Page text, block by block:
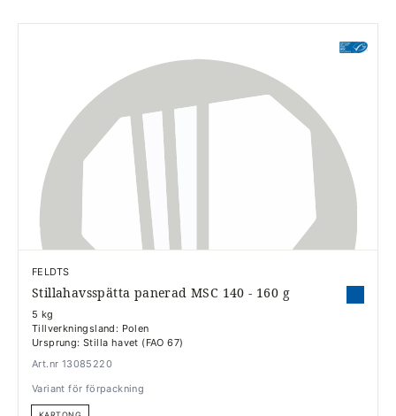
FELDTS
Stillahavsspätta panerad MSC 140 - 160 g
5 kg
Tillverkningsland: Polen
Ursprung: Stilla havet (FAO 67)
Art.nr 13085220
Variant för förpackning